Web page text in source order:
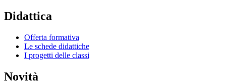
Didattica
Offerta formativa
Le schede didattiche
I progetti delle classi
Novità